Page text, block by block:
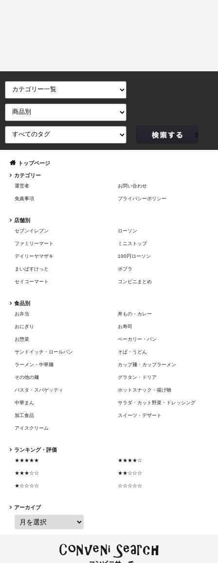
トップページ
カテゴリー
運営者 お問い合わせ
免責事項 プライバシーポリシー
店舗別
セブンイレブン ローソン
ファミリーマート ミニストップ
デイリーヤマザキ 100円ローソン
まいばすけっと ポプラ
セイコーマート コンビニまとめ
食品別
お弁当 丼もの・カレー
おにぎり お寿司
お惣菜 ベーカリー・パン
サンドイッチ・ロールパン そば・うどん
ラーメン・中華麺 カップ麺・カップラーメン
その他の麺 グラタン・ドリア
パスタ・スパゲッティ ホットスナック・揚げ物
中華まん サラダ・カット野菜・ドレッシング
加工食品 スイーツ・デザート
アイスクリーム
ランキング・評価
★★★★★ ★★★★☆
★★★☆☆ ★★☆☆☆
★☆☆☆☆ ☆☆☆☆☆
アーカイブ